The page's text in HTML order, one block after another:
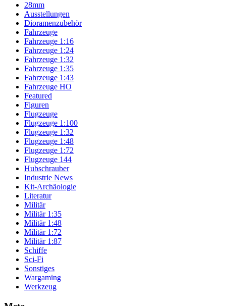
28mm
Ausstellungen
Dioramenzubehör
Fahrzeuge
Fahrzeuge 1:16
Fahrzeuge 1:24
Fahrzeuge 1:32
Fahrzeuge 1:35
Fahrzeuge 1:43
Fahrzeuge HO
Featured
Figuren
Flugzeuge
Flugzeuge 1:100
Flugzeuge 1:32
Flugzeuge 1:48
Flugzeuge 1:72
Flugzeuge 144
Hubschrauber
Industrie News
Kit-Archäologie
Literatur
Militär
Militär 1:35
Militär 1:48
Militär 1:72
Militär 1:87
Schiffe
Sci-Fi
Sonstiges
Wargaming
Werkzeug